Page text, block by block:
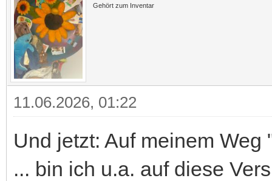
Gehört zum Inventar
11.06.2026, 01:22
Und jetzt: Auf meinem
... bin ich u.a. auf diese